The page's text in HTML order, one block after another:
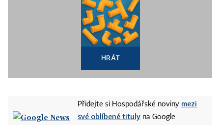
HRÁT
Přidejte si Hospodářské noviny mezi
své oblíbené tituly na Google